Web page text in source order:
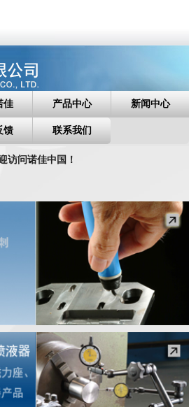
佳 产品中心 新闻中心
馈 联系我们
访问诺佳中国！